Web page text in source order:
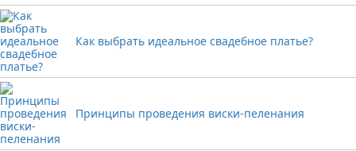
Как выбрать идеальное свадебное платье?
Принципы проведения виски-пеленания